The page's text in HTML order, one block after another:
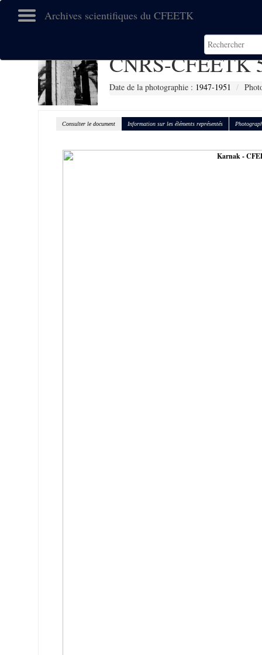
Archives scientifiques du CFEETK
CNRS-CFEETK
Date de la photographie : 1947-1951
Consulter le document Information sur les éléments représentés